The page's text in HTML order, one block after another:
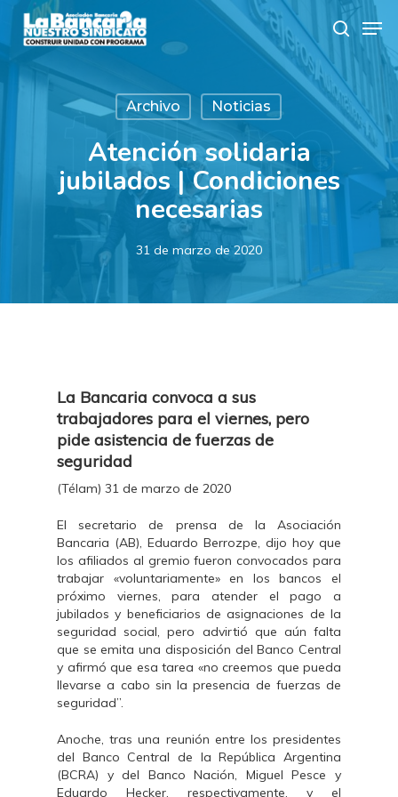
Skip
main
search
Archivo Noticias
Atención solidaria
jubilados | Condiciones
necesarias
31 de marzo de 2020
La Bancaria convoca a sus
trabajadores para el viernes, pero
pide asistencia de fuerzas de
seguridad
(Télam) 31 de marzo de 2020
El secretario de prensa de la Asociación
Bancaria (AB), Eduardo Berrozpe, dijo hoy que
los afiliados al gremio fueron convocados para
trabajar «voluntariamente» en los bancos el
próximo viernes, para atender el pago a
jubilados y beneficiarios de asignaciones de la
seguridad social, pero advirtió que aún falta
que se emita una disposición del Banco Central
y afirmó que esa tarea «no creemos que pueda
llevarse a cabo sin la presencia de fuerzas de
seguridad”.
Anoche, tras una reunión entre los presidentes
del Banco Central de la República Argentina
(BCRA) y del Banco Nación, Miguel Pesce y
Eduardo Hecker, respectivamente, y el